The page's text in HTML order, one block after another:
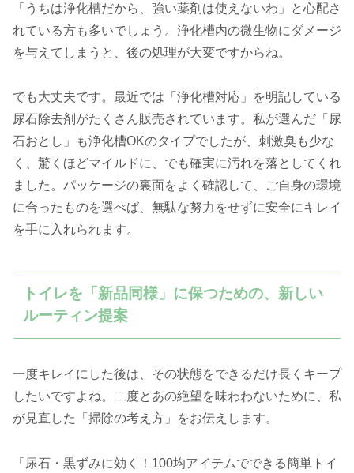
「うちは浄化槽だから、強い薬剤は使えないわ」と心配さ
れている方も多いでしょう。浄化槽内の微生物にダメージ
を与えてしまうと、後の処理が大変ですからね。
でも大丈夫です。最近では「浄化槽対応」を明記している
尿石除去剤がたくさん販売されています。私が選んだ「尿
石おとし」も浄化槽OKのタイプでしたが、刺激臭も少な
く、驚くほどマイルドに、でも確実に汚れを落としてくれ
ました。パッケージの裏面をよく確認して、ご自身の環境
に合ったものを選べば、無駄な努力をせずに安全にキレイ
を手に入れられます。
トイレを「新品同様」に保つための、新しい
ルーティン提案
一度キレイにした後は、その状態をできるだけ長くキープ
したいですよね。二度とあの絶望を味わわないために、私
が見直した「掃除の考え方」をお伝えします。
「尿石・黒ずみに効く！100均アイテムでできる簡単トイ